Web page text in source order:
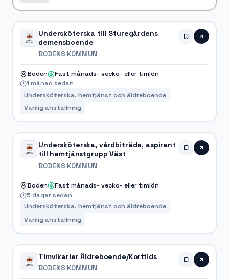
Undersköterska till Sturegårdens
demensboende
BODENS KOMMUN
Boden
Fast månads- vecko- eller timlön
1 månad sedan
Undersköterska, hemtjänst och äldreboende
Vanlig anställning
Undersköterska, vårdbiträde, aspirant
till hemtjänstgrupp Väst
BODENS KOMMUN
Boden
Fast månads- vecko- eller timlön
5 dagar sedan
Undersköterska, hemtjänst och äldreboende
Vanlig anställning
Timvikarier Äldreboende/Korttids
BODENS KOMMUN